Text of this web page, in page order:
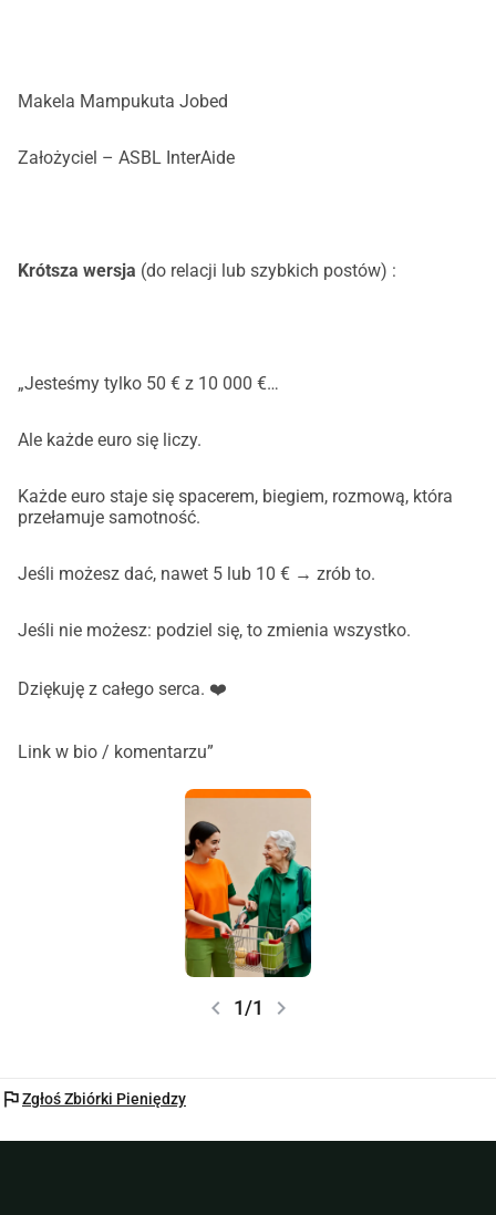
Makela Mampukuta Jobed
Założyciel – ASBL InterAide
Krótsza wersja (do relacji lub szybkich postów) :
„Jesteśmy tylko 50 € z 10 000 €…
Ale każde euro się liczy.
Każde euro staje się spacerem, biegiem, rozmową, która
przełamuje samotność.
Jeśli możesz dać, nawet 5 lub 10 € → zrób to.
Jeśli nie możesz: podziel się, to zmienia wszystko.
Dziękuję z całego serca. ❤️
Link w bio / komentarzu”
chevron_left 1/1 chevron_right
flagZgłoś Zbiórki Pieniędzy